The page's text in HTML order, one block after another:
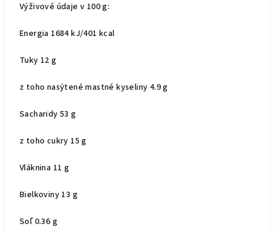
Výživové údaje v 100 g:
Energia 1684 kJ/401 kcal
Tuky 12 g
z toho nasýtené mastné kyseliny 4.9 g
Sacharidy 53 g
z toho cukry 15 g
Vláknina 11 g
Bielkoviny 13 g
Soľ 0.36 g